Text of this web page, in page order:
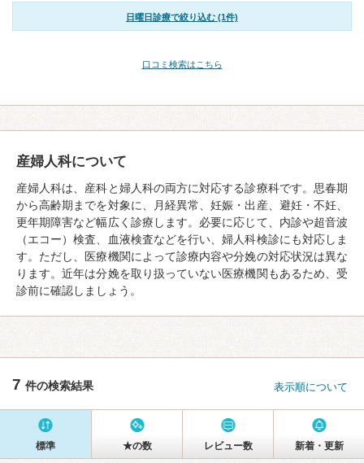
日曜日診療で絞り込む (1件)
口コミ検索はこちら
産婦人科について
産婦人科は、産科と婦人科の両方に対応する診療科です。思春期
から高齢期までを対象に、月経異常、妊娠・出産、避妊・不妊、
更年期障害など幅広く診療します。必要に応じて、内診や超音波
（エコー）検査、血液検査などを行い、婦人科検診にも対応しま
す。ただし、医療機関によって診療内容や分娩の対応状況は異な
ります。近年は分娩を取り扱っていない医療機関もあるため、受
診前に確認しましょう。
7 件の検索結果 表示順について
標準 ★の数 レビュー数 新着・更新